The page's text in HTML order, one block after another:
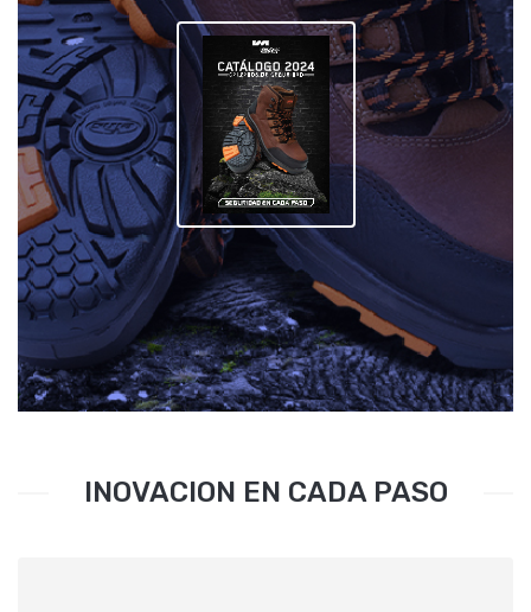
INOVACION EN CADA PASO